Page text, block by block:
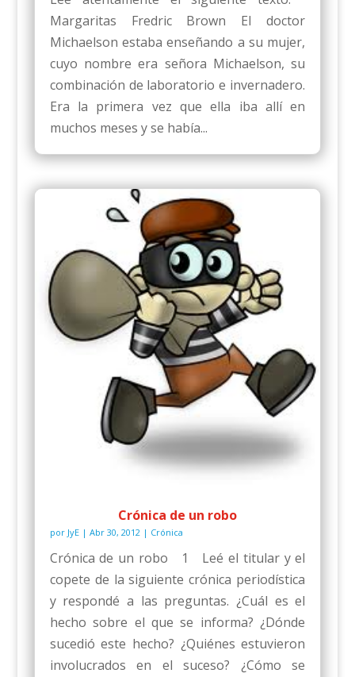
Margaritas Fredric Brown El doctor
Michaelson estaba enseñando a su mujer,
cuyo nombre era señora Michaelson, su
combinación de laboratorio e invernadero.
Era la primera vez que ella iba allí en
muchos meses y se había...
Crónica de un robo
por JyE| Abr 30, 2012| Crónica
Crónica de un robo 1 Leé el titular y el
copete de la siguiente crónica periodística
y respondé a las preguntas. ¿Cuál es el
hecho sobre el que se informa? ¿Dónde
sucedió este hecho? ¿Quiénes estuvieron
involucrados en el suceso? ¿Cómo se